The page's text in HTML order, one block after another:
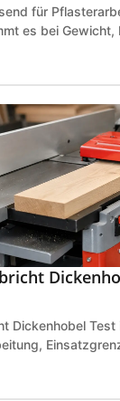
für
es bei
Dickenhobel Test